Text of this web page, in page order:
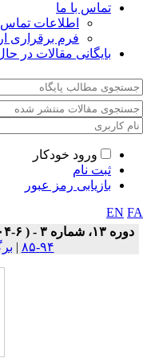
تماس با ما
اطلاعات تماس
فرم برقراری
بایگانی مقالات در
ورود خودکار
ثبت نام
بازیابی رمز عبور
EN
دوره ۱۳، شماره ۳ - ( ۶-۱۴۰۴ )
۹۴-۸۵
|